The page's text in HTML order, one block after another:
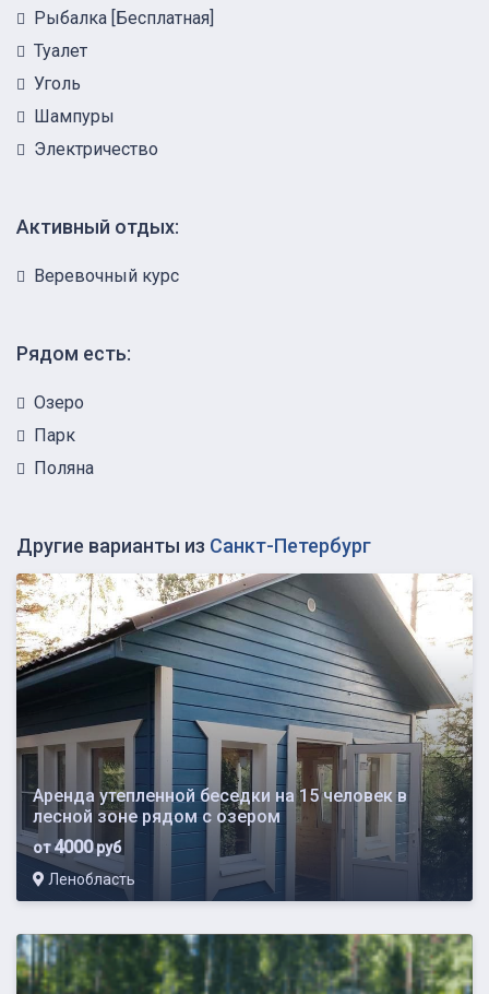
Рыбалка [Бесплатная]
Туалет
Уголь
Шампуры
Электричество
Активный отдых:
Веревочный курс
Рядом есть:
Озеро
Парк
Поляна
Другие варианты из Санкт-Петербург
Аренда утепленной беседки на 15 человек в
лесной зоне рядом с озером
от4000руб
Ленобласть